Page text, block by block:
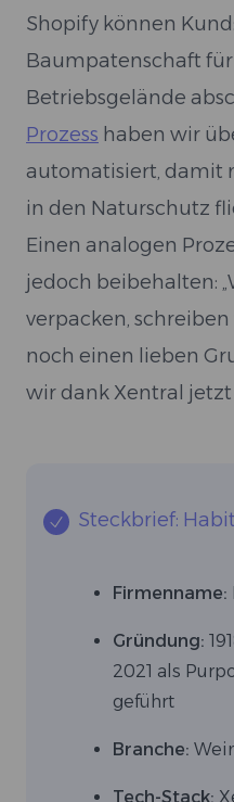
Shopify können
Baumpatenschaft
Betriebsgelände
Prozess haben wir
automatisiert, damit
in den Naturschutz
Einen analogen
jedoch beibehalten:
verpacken,
noch einen lieben
wir dank Xentral jetzt
Steckbrief:
Firmenname:
Gründung:
2021 als
geführt
Branche:
Tech-Stack: